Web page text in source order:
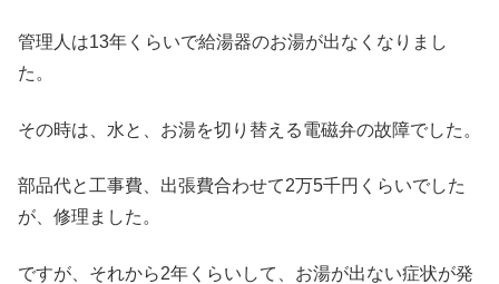
管理人は13年くらいで給湯器のお湯が出なくなりまし
た。
その時は、水と、お湯を切り替える電磁弁の故障でした。
部品代と工事費、出張費合わせて2万5千円くらいでした
が、修理ました。
ですが、それから2年くらいして、お湯が出ない症状が発